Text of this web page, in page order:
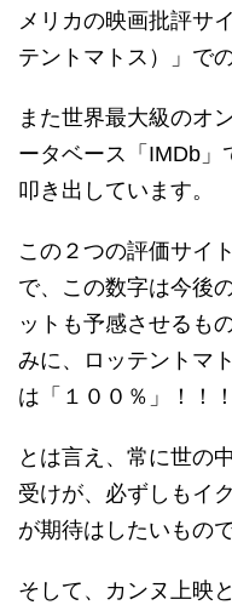
メリカの映画批評サ
テントマトス）」で
また世界最大級のオ
ータベース「IMDb」
叩き出しています。
この２つの評価サイ
で、この数字は今後
ットも予感させるも
みに、ロッテントマ
は「１００％」！！！
とは言え、常に世の
受けが、必ずしもイ
が期待はしたいもので
そして、カンヌ上映